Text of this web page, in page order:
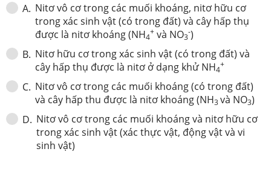
A. Nitơ vô cơ trong các muối khoáng, nitơ hữu cơ
trong xác sinh vật (có trong đất) và cây hấp thụ
được là nitơ khoáng (NH4
+ và NO3
-)
B. Nitơ hữu cơ trong xác sinh vật (có trong đất) và
cây hấp thụ được là nitơ ở dạng khử NH4
+
C. Nitơ vô cơ trong các muối khoáng (có trong đất)
và cây hấp thu được là nitơ khoáng (NH3 và NO3)
D. Nitơ vô cơ trong các muối khoáng và nitơ hữu cơ
trong xác sinh vật (xác thực vật, động vật và vi
sinh vật)